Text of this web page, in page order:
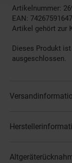
Artikelnummer:
EAN:
Artikel gehört zur
Dieses Produkt
ausgeschlossen.